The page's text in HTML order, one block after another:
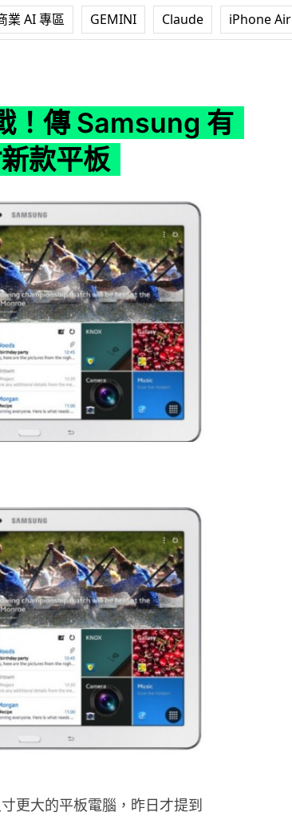
業 AI 專區 GEMINI Claude iPhone Air
！傳 Samsung 有
款平板
更大的平板電腦，昨日才提到